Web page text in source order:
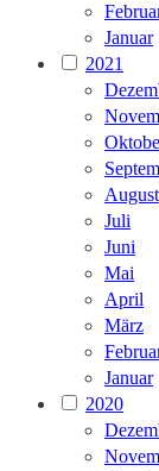
Januar
2021
August
Juli
Juni
Mai
April
März
Januar
2020